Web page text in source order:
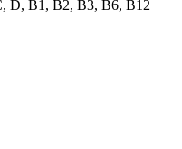
D, B1, B2, B3, B6, B12